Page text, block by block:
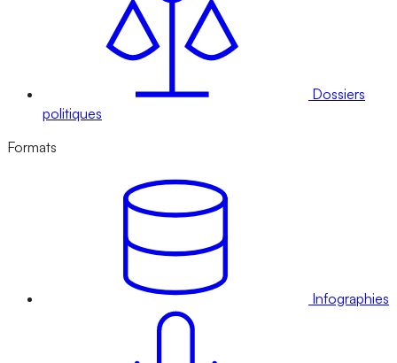
Dossiers
politiques
Formats
Infographies